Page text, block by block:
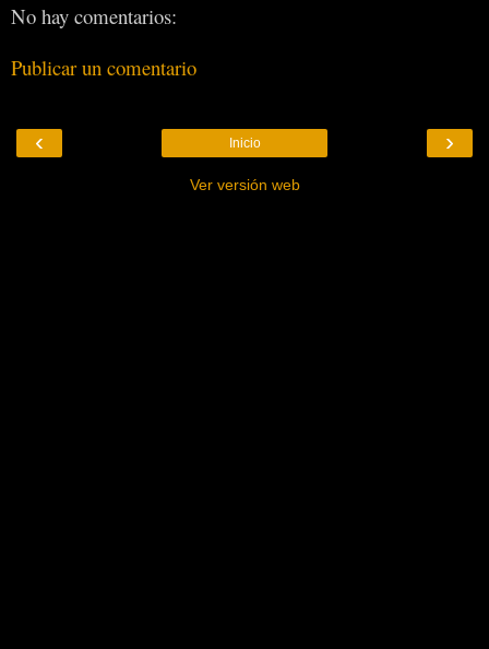
No hay comentarios:
Publicar un comentario
‹ ›
Inicio
Ver versión web